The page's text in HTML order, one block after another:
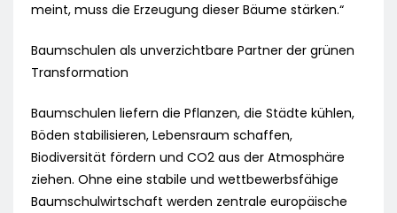
meint, muss die Erzeugung dieser Bäume stärken.“
Baumschulen als unverzichtbare Partner der grünen
Transformation
Baumschulen liefern die Pflanzen, die Städte kühlen,
Böden stabilisieren, Lebensraum schaffen,
Biodiversität fördern und CO2 aus der Atmosphäre
ziehen. Ohne eine stabile und wettbewerbsfähige
Baumschulwirtschaft werden zentrale europäische